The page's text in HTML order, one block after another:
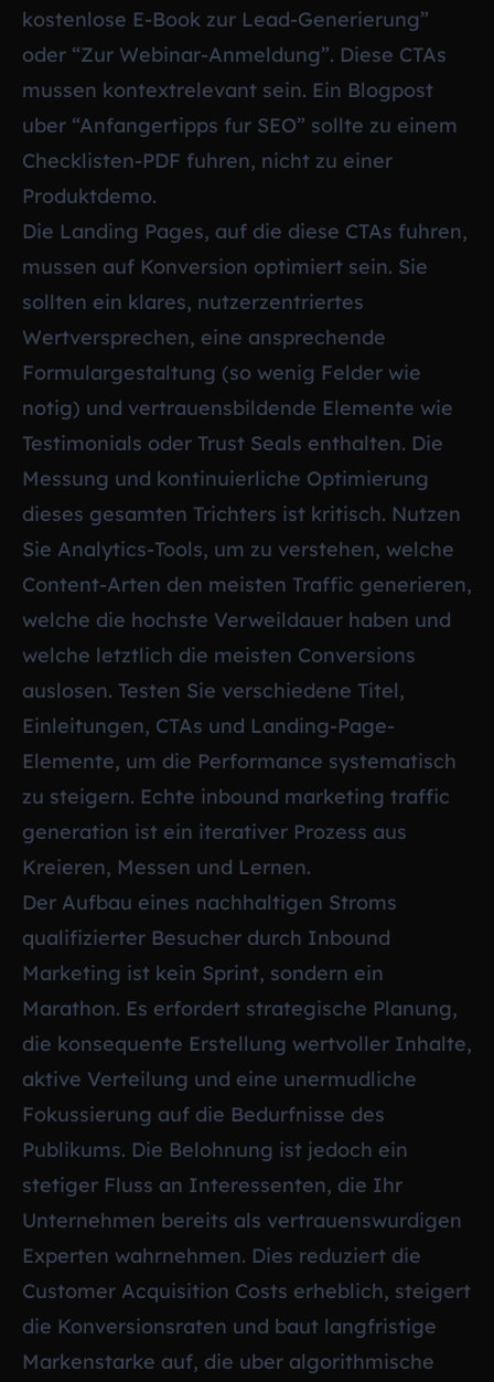
kostenlose E-Book zur Lead-Generierung”
oder “Zur Webinar-Anmeldung”. Diese CTAs
mussen kontextrelevant sein. Ein Blogpost
uber “Anfangertipps fur SEO” sollte zu einem
Checklisten-PDF fuhren, nicht zu einer
Produktdemo.
Die Landing Pages, auf die diese CTAs fuhren,
mussen auf Konversion optimiert sein. Sie
sollten ein klares, nutzerzentriertes
Wertversprechen, eine ansprechende
Formulargestaltung (so wenig Felder wie
notig) und vertrauensbildende Elemente wie
Testimonials oder Trust Seals enthalten. Die
Messung und kontinuierliche Optimierung
dieses gesamten Trichters ist kritisch. Nutzen
Sie Analytics-Tools, um zu verstehen, welche
Content-Arten den meisten Traffic generieren,
welche die hochste Verweildauer haben und
welche letztlich die meisten Conversions
auslosen. Testen Sie verschiedene Titel,
Einleitungen, CTAs und Landing-Page-
Elemente, um die Performance systematisch
zu steigern. Echte inbound marketing traffic
generation ist ein iterativer Prozess aus
Kreieren, Messen und Lernen.
Der Aufbau eines nachhaltigen Stroms
qualifizierter Besucher durch Inbound
Marketing ist kein Sprint, sondern ein
Marathon. Es erfordert strategische Planung,
die konsequente Erstellung wertvoller Inhalte,
aktive Verteilung und eine unermudliche
Fokussierung auf die Bedurfnisse des
Publikums. Die Belohnung ist jedoch ein
stetiger Fluss an Interessenten, die Ihr
Unternehmen bereits als vertrauenswurdigen
Experten wahrnehmen. Dies reduziert die
Customer Acquisition Costs erheblich, steigert
die Konversionsraten und baut langfristige
Markenstarke auf, die uber algorithmische